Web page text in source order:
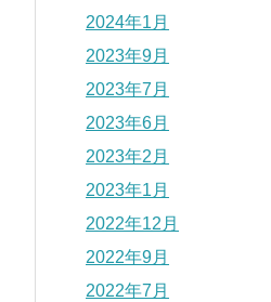
2024年1月
2023年9月
2023年7月
2023年6月
2023年2月
2023年1月
2022年12月
2022年9月
2022年7月